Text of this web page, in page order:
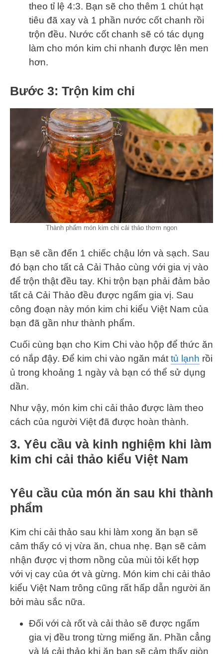
theo tỉ lệ 4:3. Bạn sẽ cho thêm 1 chút hạt
tiêu đã xay và 1 phần nước cốt chanh rồi
trộn đều. Nước cốt chanh sẽ có tác dụng
làm cho món kim chi nhanh được lên men
hơn.
Bước 3: Trộn kim chi
Thành phẩm món kim chi cải thảo thơm ngon
Bạn sẽ cần đến 1 chiếc chậu lớn và sạch. Sau
đó bạn cho tất cả Cải Thảo cùng với gia vị vào
để trộn thật đều tay. Khi trộn bạn phải đảm bảo
tất cả Cải Thảo đều được ngấm gia vị. Sau
công đoạn này món kim chi kiểu Việt Nam của
bạn đã gần như thành phẩm.
Cuối cùng bạn cho Kim Chi vào hộp để thức ăn
có nắp đậy. Để kim chi vào ngăn mát tủ lạnh rồi
ủ trong khoảng 1 ngày và bạn có thể sử dụng
dần.
Như vậy, món kim chi cải thảo được làm theo
cách của người Việt đã được hoàn thành.
3. Yêu cầu và kinh nghiệm khi làm
kim chi cải thảo kiểu Việt Nam
Yêu cầu của món ăn sau khi thành
phẩm
Kim chi cải thảo sau khi làm xong ăn bạn sẽ
cảm thấy có vị vừa ăn, chua nhẹ. Bạn sẽ cảm
nhận được vị thơm nồng của mùi tỏi kết hợp
với vị cay của ớt và gừng. Món kim chi cải thảo
kiểu Việt Nam trông cũng rất hấp dẫn người ăn
bởi màu sắc nữa.
Đối với cà rốt và cải thảo sẽ được ngấm
gia vị đều trong từng miếng ăn. Phần cẳng
và lá cải thảo khi ăn bạn sẽ cảm thấy giòn